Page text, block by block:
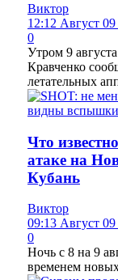
Виктор
12:12 Август
0
Утром 9
Кравченко
летательных
Что
атаке на
Кубань
Виктор
09:13 Август
0
Ночь с 8 на 9
временем